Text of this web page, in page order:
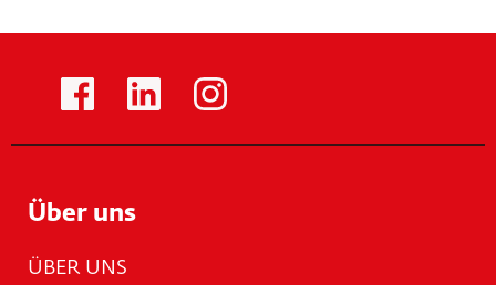
Über uns
ÜBER UNS